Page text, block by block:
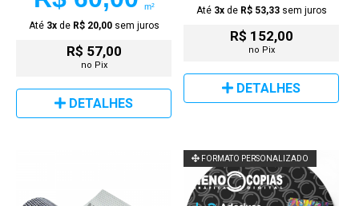
m²
Até 3xde R$ 20,00sem juros
R$ 57,00
no Pix
DETALHES
Até 3xde R$ 53,33sem juros
R$ 152,00
no Pix
DETALHES
FORMATO PERSONALIZADO